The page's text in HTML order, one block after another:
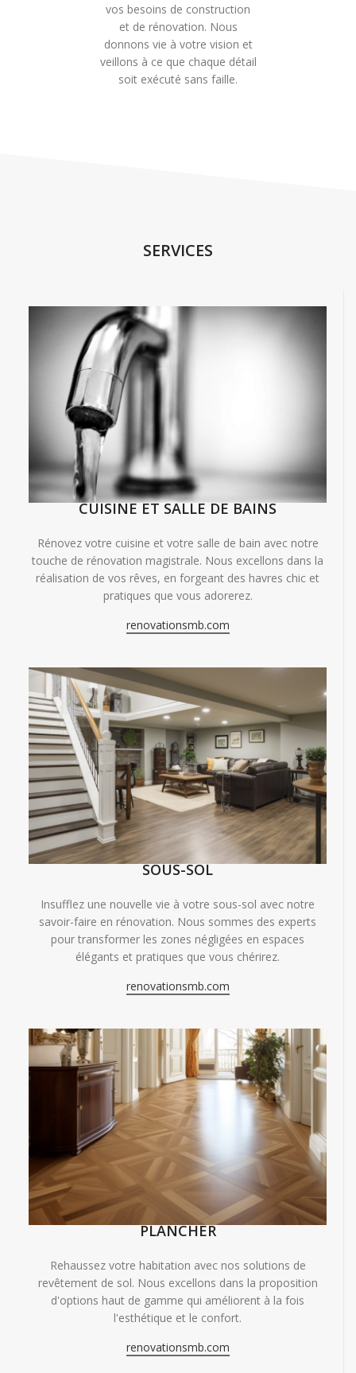
vos besoins de construction
et de rénovation. Nous
donnons vie à votre vision et
veillons à ce que chaque détail
soit exécuté sans faille.
SERVICES
CUISINE ET SALLE DE BAINS
Rénovez votre cuisine et votre salle de bain avec notre
touche de rénovation magistrale. Nous excellons dans la
réalisation de vos rêves, en forgeant des havres chic et
pratiques que vous adorerez.
renovationsmb.com
SOUS-SOL
Insufflez une nouvelle vie à votre sous-sol avec notre
savoir-faire en rénovation. Nous sommes des experts
pour transformer les zones négligées en espaces
élégants et pratiques que vous chérirez.
renovationsmb.com
PLANCHER
Rehaussez votre habitation avec nos solutions de
revêtement de sol. Nous excellons dans la proposition
d'options haut de gamme qui améliorent à la fois
l'esthétique et le confort.
renovationsmb.com